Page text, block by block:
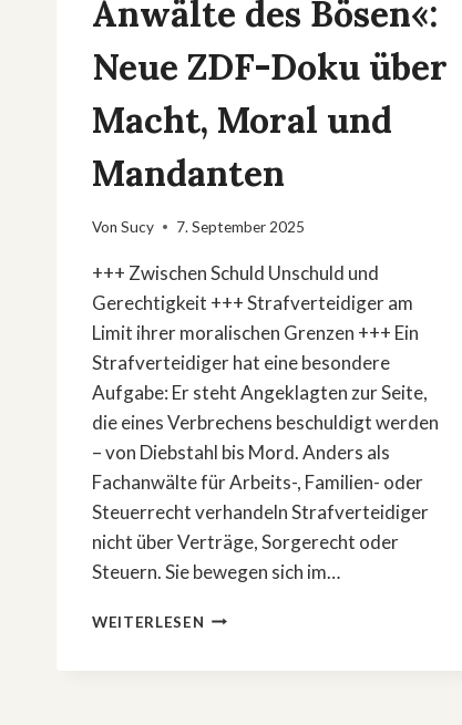
Anwälte des Bösen«:
Neue ZDF-Doku über
Macht, Moral und
Mandanten
Von Sucy 7. September 2025
+++ Zwischen Schuld Unschuld und
Gerechtigkeit +++ Strafverteidiger am
Limit ihrer moralischen Grenzen +++ Ein
Strafverteidiger hat eine besondere
Aufgabe: Er steht Angeklagten zur Seite,
die eines Verbrechens beschuldigt werden
– von Diebstahl bis Mord. Anders als
Fachanwälte für Arbeits-, Familien- oder
Steuerrecht verhandeln Strafverteidiger
nicht über Verträge, Sorgerecht oder
Steuern. Sie bewegen sich im…
WEITERLESEN »DIE